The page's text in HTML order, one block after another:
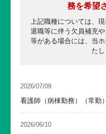
務を希望
上記職種については、
退職等に伴う欠員補充
等がある場合には、 当
たし
2026/07/09
看護師（病棟勤務）（常勤
2026/06/10